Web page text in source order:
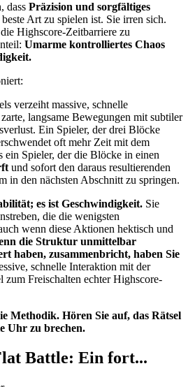
dass Präzision und sorgfältiges
Art zu spielen ist. Sie irren sich.
Highscore-Zeitbarriere zu
Umarme kontrolliertes Chaos
verzeiht massive, schnelle
langsame Bewegungen mit subtiler
Ein Spieler, der drei Blöcke
oft mehr Zeit mit dem
Spieler, der die Blöcke in einen
und sofort den daraus resultierenden
in den nächsten Abschnitt zu springen.
es ist Geschwindigkeit. Sie
die die wenigsten
wenn diese Aktionen hektisch und
die Struktur unmittelbar
haben, zusammenbricht, haben Sie
schnelle Interaktion mit der
zum Freischalten echter Highscore-
Methodik. Hören Sie auf, das Rätsel
Uhr zu brechen.
Battle: Ein fort...